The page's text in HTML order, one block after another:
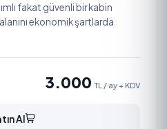
fakat güvenli bir kabin
ekonomik şartlarda
3.000TL / ay + KDV
Al